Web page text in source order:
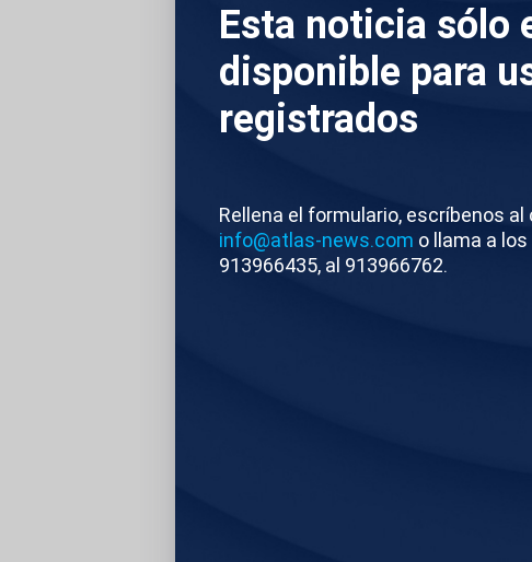
Esta noticia sólo
disponible para
registrados
Rellena el formulario, escríbenos al
info@atlas-news.com o llama a
913966435, al 913966762.
DESCRIPCIÓN DE
SALIDA DE JOAN
Compactado